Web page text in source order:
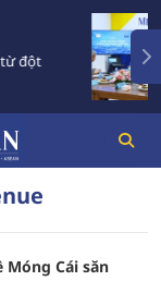
TIÊU
Cái săn